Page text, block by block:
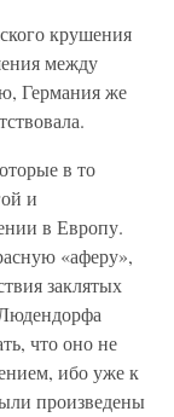
крушения
между
Германия же
в то
и
в Европу.
«аферу»,
заклятых
что оно не
ибо уже к
произведены